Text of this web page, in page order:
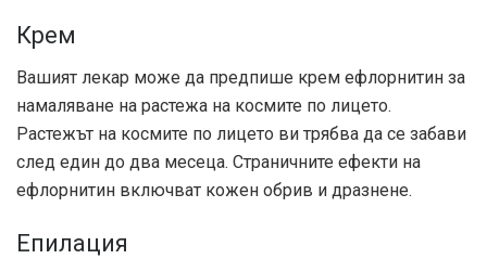
Крем
Вашият лекар може да предпише крем ефлорнитин за
намаляване на растежа на космите по лицето.
Растежът на космите по лицето ви трябва да се забави
след един до два месеца. Страничните ефекти на
ефлорнитин включват кожен обрив и дразнене.
Епилация